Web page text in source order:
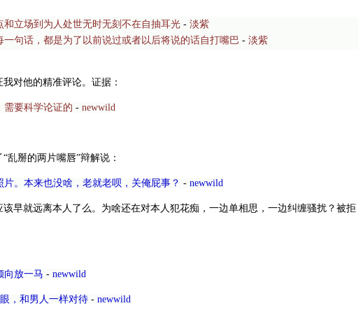
和立场到为人处世无时无刻不在自抽耳光- 淡紫
一句话，都是为了以前说过或者以后将说的话自打嘴巴 - 淡紫
对他的精准评论。证据：
需要科学论证的 - newwild
乱掰的两片嘴唇”辩解说：
。本来也没啥，老就老呗，关俺屁事？ - newwild
早就远离本人了么。为啥还在对本人犯花痴，一边单相思，一边纠缠骚扰？被拒
向放一马 - newwild
，和男人一样对待- newwild